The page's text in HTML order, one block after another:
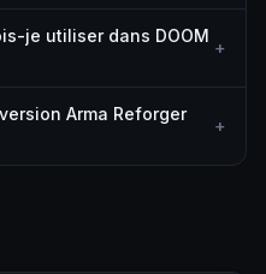
je utiliser dans DOOM
+
Arma Reforger
+